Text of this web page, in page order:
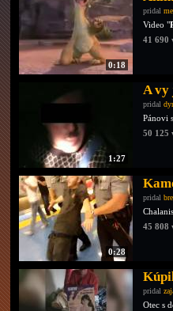
0:18
pridal
Video "
41 690
1:27
A vy
pridal
Pánovi
50 125
0:28
pridal
45 808
pridal
Otec s